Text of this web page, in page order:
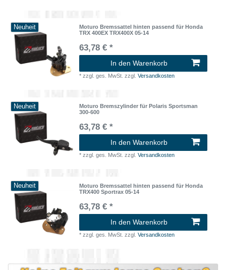
Neuheit
Moturo Bremssattel hinten passend für Honda
TRX 400EX TRX400X 05-14
63,78 € *
In den Warenkorb
*zzgl. ges. MwSt. zzgl.Versandkosten
Neuheit
Moturo Bremszylinder für Polaris Sportsman
300-600
63,78 € *
In den Warenkorb
*zzgl. ges. MwSt. zzgl.Versandkosten
Neuheit
Moturo Bremssattel hinten passend für Honda
TRX400 Sportrax 05-14
63,78 € *
In den Warenkorb
*zzgl. ges. MwSt. zzgl.Versandkosten